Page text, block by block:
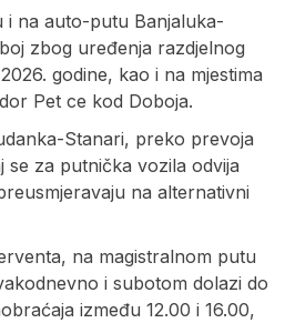
i na auto-putu Banjaluka-
zbog uređenja razdjelnog
godine, kao i na mjestima
Pet ce kod Doboja.
Stanari, preko prevoja
se za putnička vozila odvija
na alternativni
na magistralnom putu
i subotom dolazi do
između 12.00 i 16.00,